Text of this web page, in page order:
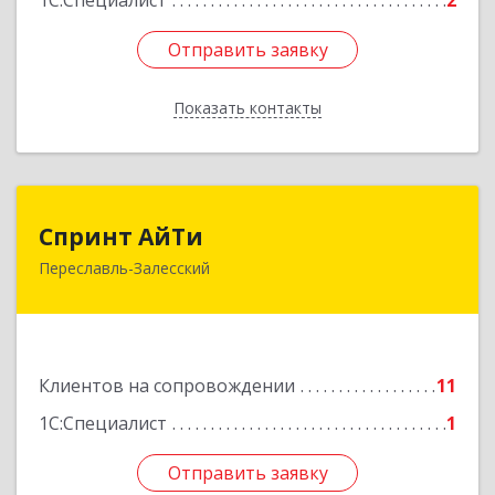
Отправить заявку
Показать контакты
Отправить заявку
Назад
Спринт АйТи
Переславль-Залесский
Клиентов на сопровождении
11
1С:Специалист
1
Отправить заявку
152025, Ярославская обл, Переславль-
Отправить заявку